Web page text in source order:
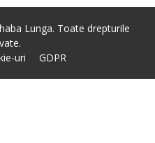
Lunga. Toate drepturile
uri
GDPR